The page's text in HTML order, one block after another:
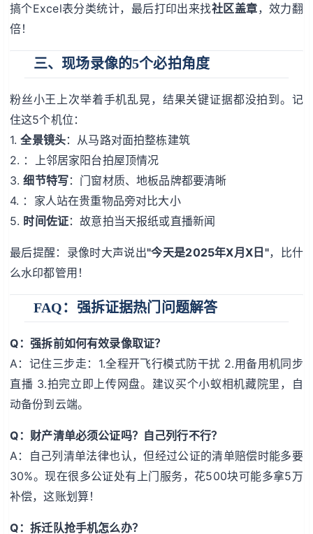
搞个Excel表分类统计，最后打印出来找社区盖章，效力翻
倍！
三、现场录像的5个必拍角度
粉丝小王上次举着手机乱晃，结果关键证据都没拍到。记
住这5个机位：
1.全景镜头：从马路对面拍整栋建筑
2. ：上邻居家阳台拍屋顶情况
3.细节特写：门窗材质、地板品牌都要清晰
4. ：家人站在贵重物品旁对比大小
5. 时间佐证：故意拍当天报纸或直播新闻
最后提醒：录像时大声说出"今天是2025年X月X日"，比什
么水印都管用！
FAQ：强拆证据热门问题解答
Q：强拆前如何有效录像取证？
A：记住三步走：1.全程开飞行模式防干扰 2.用备用机同步
直播 3.拍完立即上传网盘。建议买个小蚁相机藏院里，自
动备份到云端。
Q：财产清单必须公证吗？自己列行不行？
A：自己列清单法律也认，但经过公证的清单赔偿时能多要
30%。现在很多公证处有上门服务，花500块可能多拿5万
补偿，这账划算！
Q：拆迁队抢手机怎么办？